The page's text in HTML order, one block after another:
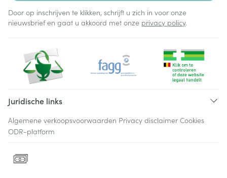
Door op inschrijven te klikken, schrijft u zich in voor onze
nieuwsbrief en gaat u akkoord met onze privacy policy.
Juridische links
Algemene verkoopsvoorwaarden Privacy disclaimer Cookies
ODR-platform